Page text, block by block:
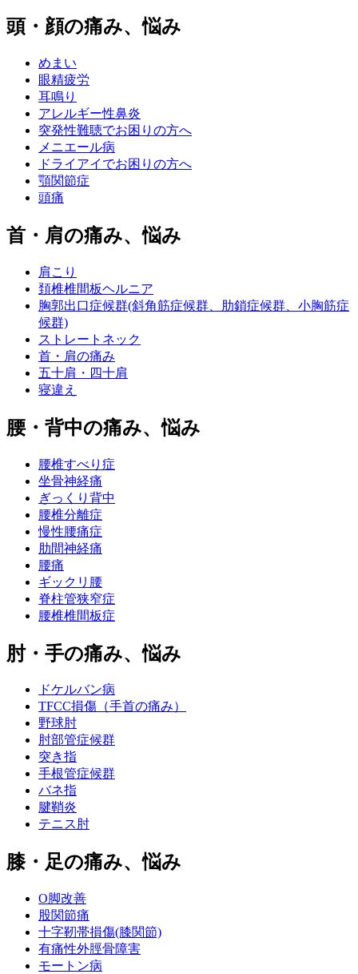
頭・顔の痛み、悩み
めまい
眼精疲労
耳鳴り
アレルギー性鼻炎
突発性難聴でお困りの方へ
メニエール病
ドライアイでお困りの方へ
顎関節症
頭痛
首・肩の痛み、悩み
肩こり
頚椎椎間板ヘルニア
胸郭出口症候群(斜角筋症候群、肋鎖症候群、小胸筋症
候群)
ストレートネック
首・肩の痛み
五十肩・四十肩
寝違え
腰・背中の痛み、悩み
腰椎すべり症
坐骨神経痛
ぎっくり背中
腰椎分離症
慢性腰痛症
肋間神経痛
腰痛
ギックリ腰
脊柱管狭窄症
腰椎椎間板症
肘・手の痛み、悩み
ドケルバン病
TFCC損傷（手首の痛み）
野球肘
肘部管症候群
突き指
手根管症候群
バネ指
腱鞘炎
テニス肘
膝・足の痛み、悩み
O脚改善
股関節痛
十字靭帯損傷(膝関節)
有痛性外脛骨障害
モートン病